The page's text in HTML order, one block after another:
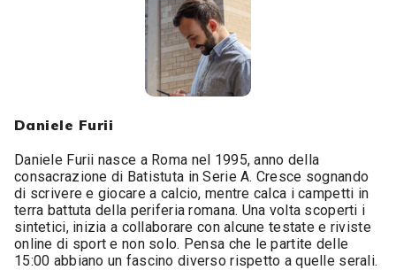
Daniele Furii
Daniele Furii nasce a Roma nel 1995, anno della
consacrazione di Batistuta in Serie A. Cresce sognando
di scrivere e giocare a calcio, mentre calca i campetti in
terra battuta della periferia romana. Una volta scoperti i
sintetici, inizia a collaborare con alcune testate e riviste
online di sport e non solo. Pensa che le partite delle
15:00 abbiano un fascino diverso rispetto a quelle serali.